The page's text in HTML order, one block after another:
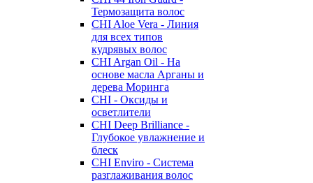
Термозащита волос
CHI Aloe Vera - Линия
для всех типов
кудрявых волос
CHI Argan Oil - На
основе масла Арганы и
дерева Моринга
CHI - Оксиды и
осветлители
CHI Deep Brilliance -
Глубокое увлажнение и
блеск
CHI Enviro - Система
разглаживания волос